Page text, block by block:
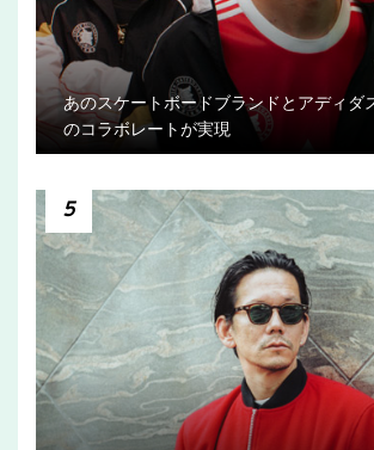
あのスケートボードブランドとアディダ
のコラボレートが実現
5